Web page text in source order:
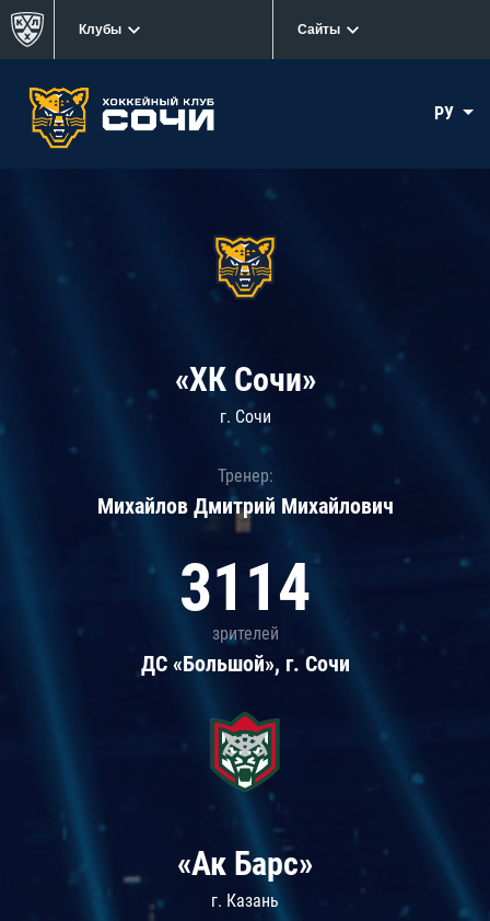
Клубы Сайты
РУ
«ХК Сочи»
г. Сочи
Тренер:
Михайлов Дмитрий Михайлович
3114
зрителей
ДС «Большой», г. Сочи
«Ак Барс»
г. Казань